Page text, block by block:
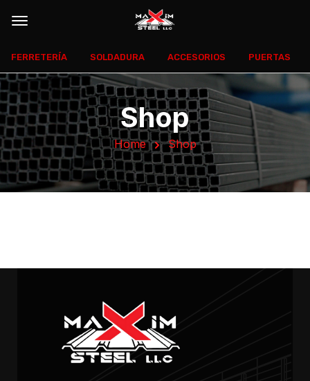
Shop
Home Shop
FERRETERÍA SOLDADURA ACCESORIOS PUERTAS